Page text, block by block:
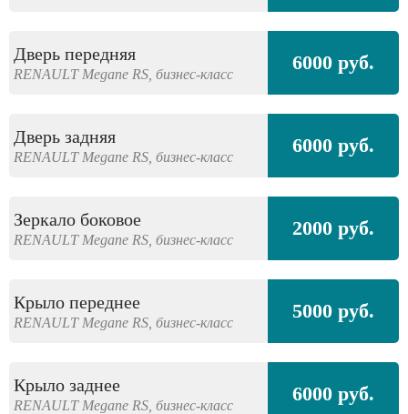
Дверь передняя
RENAULT Megane RS, бизнес-класс 6000 руб.
Дверь задняя
RENAULT Megane RS, бизнес-класс 6000 руб.
Зеркало боковое
RENAULT Megane RS, бизнес-класс 2000 руб.
Крыло переднее
RENAULT Megane RS, бизнес-класс 5000 руб.
Крыло заднее
RENAULT Megane RS, бизнес-класс 6000 руб.